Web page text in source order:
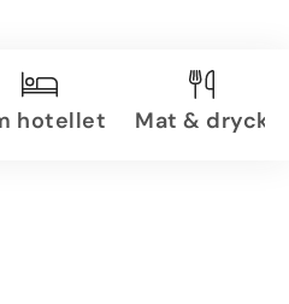
hotellet Mat & dryck